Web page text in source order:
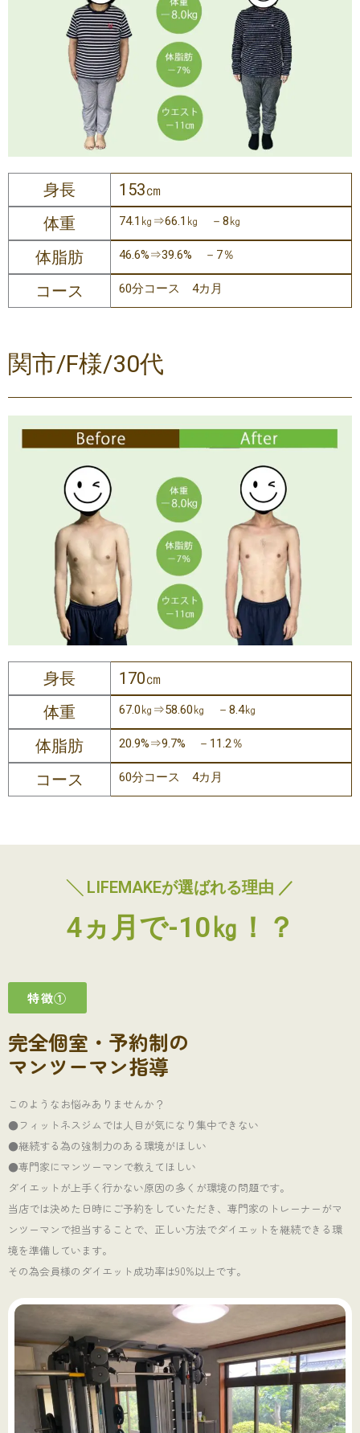
身長
153㎝
体重
74.1㎏⇒66.1㎏ －8㎏
体脂肪 46.6%⇒39.6% －7％
コース 60分コース 4カ月
関市/F様/30代
身長
170㎝
体重
67.0㎏⇒58.60㎏ －8.4㎏
体脂肪 20.9%⇒9.7% －11.2％
コース 60分コース 4カ月
╲ LIFEMAKEが選ばれる理由 ／
4ヵ月で-10㎏！？
特徴①
完全個室・予約制の
マンツーマン指導
このようなお悩みありませんか？
●フィットネスジムでは人目が気になり集中できない
●継続する為の強制力のある環境がほしい
●専門家にマンツーマンで教えてほしい
ダイエットが上手く行かない原因の多くが環境の問題です。
当店では決めた日時にご予約をしていただき、専門家のトレーナーがマ
ンツーマンで担当することで、正しい方法でダイエットを継続できる環
境を準備しています。
その為会員様のダイエット成功率は90%以上です。